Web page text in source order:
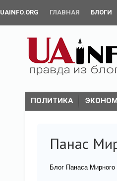
UAINFO.ORG ГЛАВНАЯ БЛОГИ
ПОЛИТИКА
Панас
Блог Панаса Мирного